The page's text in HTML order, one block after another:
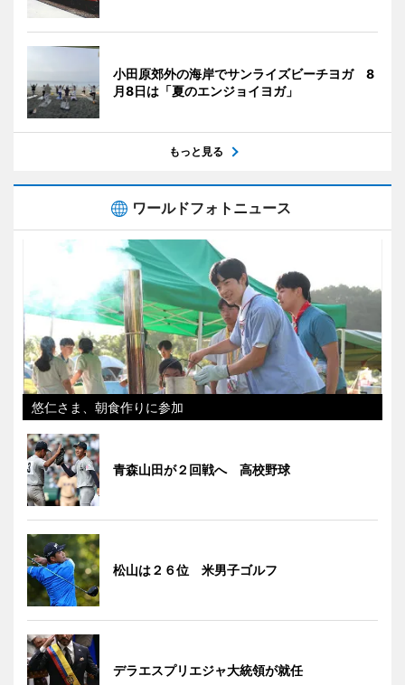
小田原郊外の海岸でサンライズビーチヨガ 8
月8日は「夏のエンジョイヨガ」
もっと見る
ワールドフォトニュース
悠仁さま、朝食作りに参加
青森山田が２回戦へ 高校野球
松山は２６位 米男子ゴルフ
デラエスプリエジャ大統領が就任